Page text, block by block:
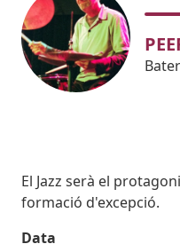
Body
El Jazz serà el
formació d'excepció.
Data